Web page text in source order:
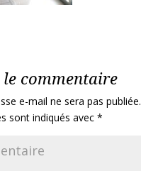
commentaire
e-mail ne sera pas publiée.
sont indiqués avec *